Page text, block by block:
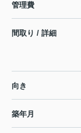
管理費
間取り / 詳細
向き
築年月